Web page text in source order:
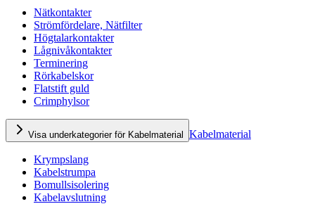
Nätkontakter
Strömfördelare, Nätfilter
Högtalarkontakter
Lågnivåkontakter
Terminering
Rörkabelskor
Flatstift guld
Crimphylsor
Visa underkategorier för Kabelmaterial Kabelmaterial
Krympslang
Kabelstrumpa
Bomullsisolering
Kabelavslutning